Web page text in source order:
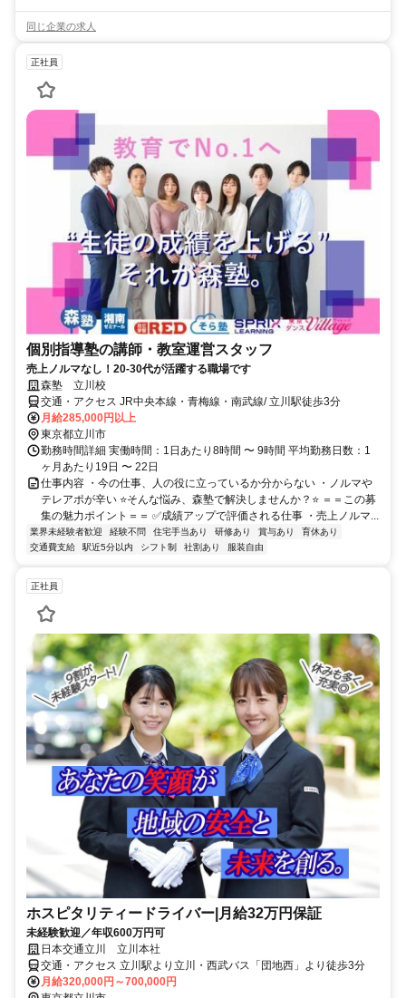
同じ企業の求人
正社員
個別指導塾の講師・教室運営スタッフ
売上ノルマなし！20-30代が活躍する職場です
森塾 立川校
交通・アクセス JR中央本線・青梅線・南武線/ 立川駅徒歩3分
月給285,000円以上
東京都立川市
勤務時間詳細 実働時間：1日あたり8時間 〜 9時間 平均勤務日数：1
ヶ月あたり19日 〜 22日
仕事内容 ・今の仕事、人の役に立っているか分からない ・ノルマや
テレアポが辛い ⭐️そんな悩み、森塾で解決しませんか？⭐️ ＝＝この募
集の魅力ポイント＝＝ ✅成績アップで評価される仕事 ・売上ノルマ...
業界未経験者歓迎 経験不問 住宅手当あり 研修あり 賞与あり
育休あり
交通費支給
駅近5分以内 シフト制 社割あり 服装自由
正社員
ホスピタリティードライバー|月給32万円保証
未経験歓迎／年収600万円可
日本交通立川 立川本社
交通・アクセス 立川駅より立川・西武バス「団地西」より徒歩3分
月給320,000円～700,000円